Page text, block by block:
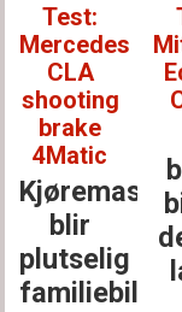
Test:
Mercedes
CLA
shooting
brake
4Matic
blir
plutselig
familiebil